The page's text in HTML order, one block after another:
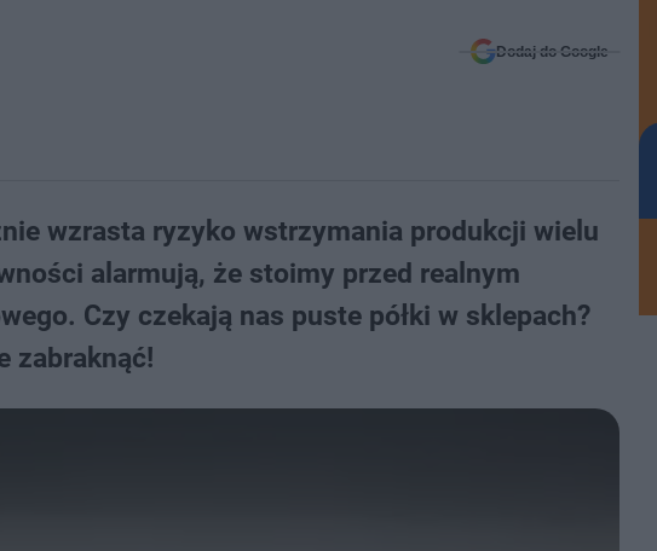
Dodaj do Google
wzrasta ryzyko wstrzymania produkcji wielu
alarmują, że stoimy przed realnym
Czy czekają nas puste półki w sklepach?
zabraknąć!